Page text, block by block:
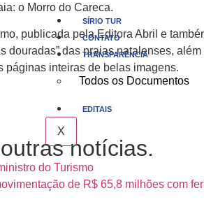
SÍRIO TUR
CONTATO
TRANSPARÊNCIA
Todos os Documentos
EDITAIS
X
o Morro do Careca.
publicada pela Editora Abril e
douradas” das praias natalenses,
páginas inteiras de belas imagens.
notícias.
do Turismo
de R$ 65,8 milhões com